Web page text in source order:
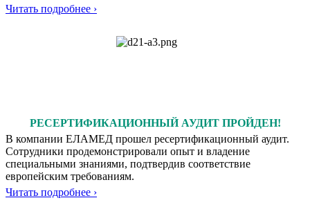
Читать подробнее ›
РЕСЕРТИФИКАЦИОННЫЙ АУДИТ ПРОЙДЕН!
В компании ЕЛАМЕД прошел ресертификационный аудит.
Сотрудники продемонстрировали опыт и владение
специальными знаниями, подтвердив соответствие
европейским требованиям.
Читать подробнее ›